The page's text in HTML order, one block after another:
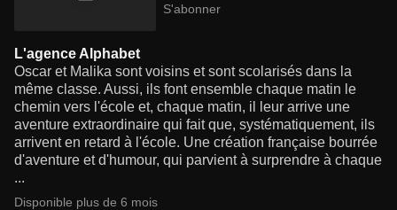
S'abonner
L'agence Alphabet
Oscar et Malika sont voisins et sont scolarisés dans la
même classe. Aussi, ils font ensemble chaque matin le
chemin vers l'école et, chaque matin, il leur arrive une
aventure extraordinaire qui fait que, systématiquement, ils
arrivent en retard à l'école. Une création française bourrée
d'aventure et d'humour, qui parvient à surprendre à chaque
...
Disponible plus de 6 mois